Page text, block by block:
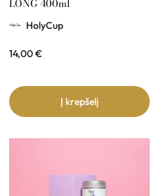
LONG 400ml
HolyCup
14,00€
Į krepšelį